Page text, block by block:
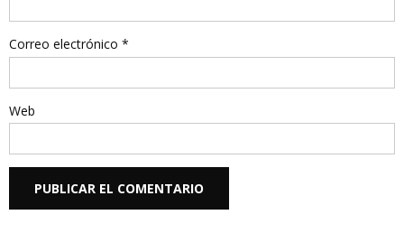
Correo electrónico *
Web